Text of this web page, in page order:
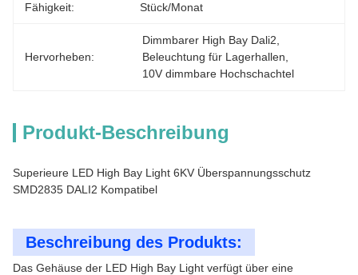
Fähigkeit:
Stück/Monat
Hervorheben:
Dimmbarer High Bay Dali2
Beleuchtung für Lagerhallen
10V dimmbare Hochschachtel
Produkt-Beschreibung
Superieure LED High Bay Light 6KV Überspannungsschutz
SMD2835 DALI2 Kompatibel
Beschreibung des Produkts:
Das Gehäuse der LED High Bay Light verfügt über eine